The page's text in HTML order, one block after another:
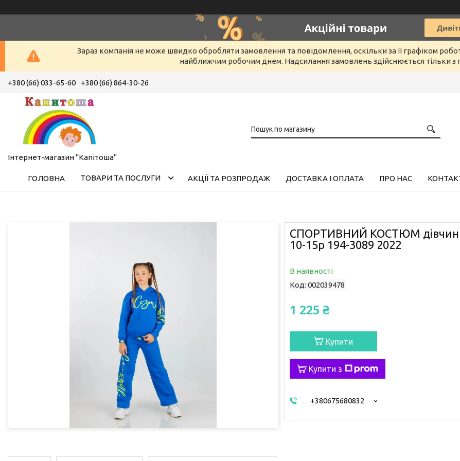
Зараз компанія не може швидко обробляти замовлення та повідомлення, оскільки за її графіком
найближчим робочим днем. Надсилання замовлень здійснюється тільки з
+380 (66) 033-65-60 +380 (66) 864-30-26
Інтернет-магазин "Капітоша"
ГОЛОВНА ТОВАРИ ТА ПОСЛУГИ АКЦІЇ ТА РОЗПРОДАЖ ДОСТАВКА І ОПЛАТА ПРО НАС
СПОРТИВНИЙ КОСТЮМ
10-15р 194-3089 2022
В наявності
Код: 002039478
1 225 ₴
Купити
Купити з
+380675680832